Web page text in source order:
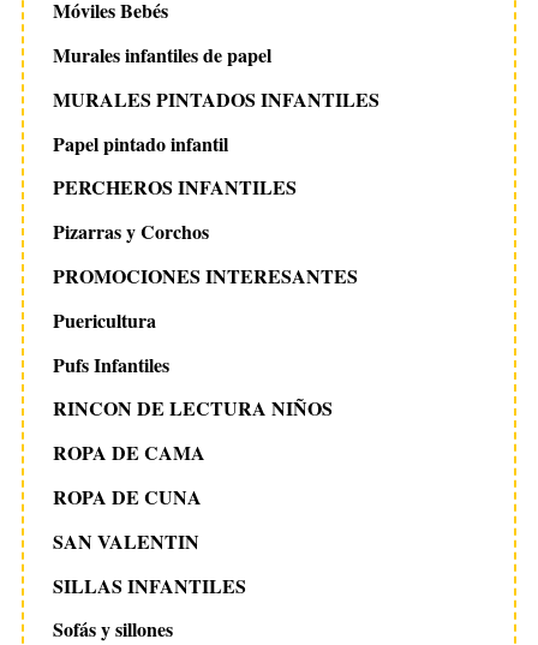
Móviles Bebés
Murales infantiles de papel
MURALES PINTADOS INFANTILES
Papel pintado infantil
PERCHEROS INFANTILES
Pizarras y Corchos
PROMOCIONES INTERESANTES
Puericultura
Pufs Infantiles
RINCON DE LECTURA NIÑOS
ROPA DE CAMA
ROPA DE CUNA
SAN VALENTIN
SILLAS INFANTILES
Sofás y sillones